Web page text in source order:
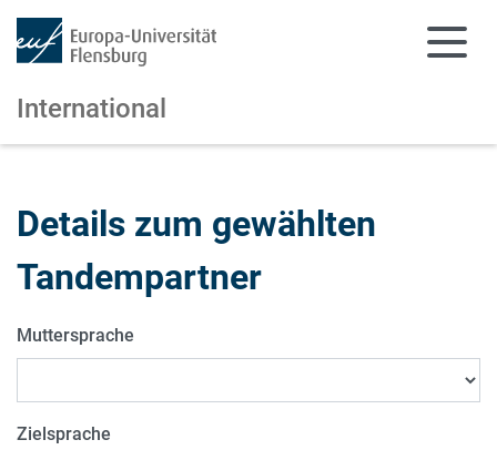
International
Details zum gewählten
Tandempartner
Muttersprache
Zielsprache